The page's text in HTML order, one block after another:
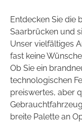
Entdecken Sie die
Saarbrücken und
Unser vielfältiges
fast keine
Ob Sie ein
technologischen
preiswertes, aber
breite Palette an